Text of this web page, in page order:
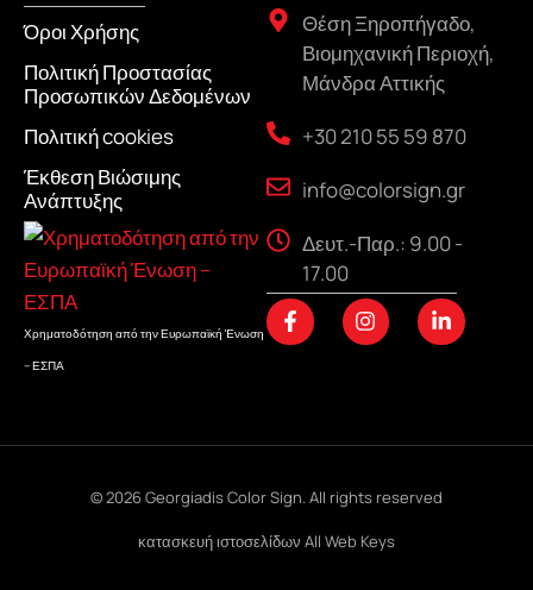
Όροι Χρήσης
Πολιτική Προστασίας
Προσωπικών Δεδομένων
Πολιτική cookies
Έκθεση Βιώσιμης
Ανάπτυξης
Χρηματοδότηση από την Ευρωπαϊκή Ένωση
– ΕΣΠΑ
Θέση Ξηροπήγαδο,
Βιομηχανική Περιοχή,
Μάνδρα Αττικής
+30 210 55 59 870
info@colorsign.gr
Δευτ.-Παρ.: 9.00 -
17.00
F
a
c
f
I
n
s
L
i
n
i
© 2026 Georgiadis Color Sign. All rights reserved
κατασκευή ιστοσελίδων All Web Keys